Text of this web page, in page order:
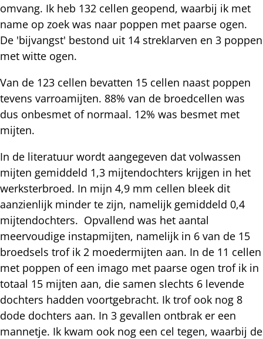
omvang. Ik heb 132 cellen geopend, waarbij ik met
name op zoek was naar poppen met paarse ogen.
De 'bijvangst' bestond uit 14 streklarven en 3 poppen
met witte ogen.
Van de 123 cellen bevatten 15 cellen naast poppen
tevens varroamijten. 88% van de broedcellen was
dus onbesmet of normaal. 12% was besmet met
mijten.
In de literatuur wordt aangegeven dat volwassen
mijten gemiddeld 1,3 mijtendochters krijgen in het
werksterbroed. In mijn 4,9 mm cellen bleek dit
aanzienlijk minder te zijn, namelijk gemiddeld 0,4
mijtendochters. Opvallend was het aantal
meervoudige instapmijten, namelijk in 6 van de 15
broedsels trof ik 2 moedermijten aan. In de 11 cellen
met poppen of een imago met paarse ogen trof ik in
totaal 15 mijten aan, die samen slechts 6 levende
dochters hadden voortgebracht. Ik trof ook nog 8
dode dochters aan. In 3 gevallen ontbrak er een
mannetje. Ik kwam ook nog een cel tegen, waarbij de